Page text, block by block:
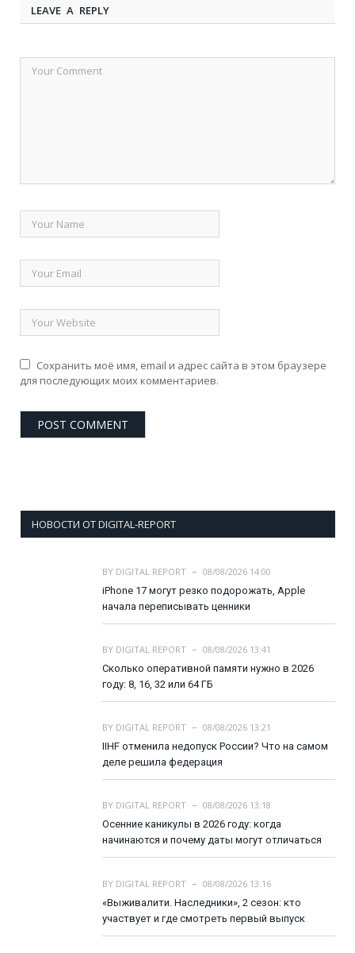
LEAVE A REPLY
Сохранить моё имя, email и адрес сайта в этом браузере
для последующих моих комментариев.
НОВОСТИ ОТ DIGITAL-REPORT
BY DIGITAL REPORT
08/08/2026 14:00
iPhone 17 могут резко подорожать, Apple
начала переписывать ценники
BY DIGITAL REPORT
08/08/2026 13:41
Сколько оперативной памяти нужно в 2026
году: 8, 16, 32 или 64 ГБ
BY DIGITAL REPORT
08/08/2026 13:21
IIHF отменила недопуск России? Что на самом
деле решила федерация
BY DIGITAL REPORT
08/08/2026 13:18
Осенние каникулы в 2026 году: когда
начинаются и почему даты могут отличаться
BY DIGITAL REPORT
08/08/2026 13:16
«Выживалити. Наследники», 2 сезон: кто
участвует и где смотреть первый выпуск